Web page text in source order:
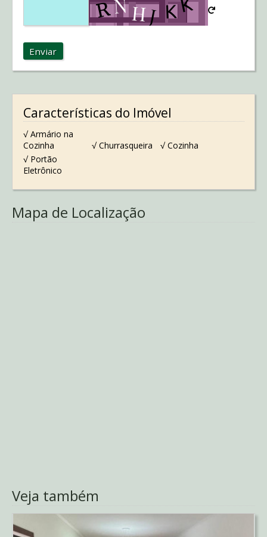
Enviar
Características do Imóvel
√ Armário na
Cozinha
√ Churrasqueira
√ Cozinha
√ Portão
Eletrônico
Mapa de Localização
Veja também